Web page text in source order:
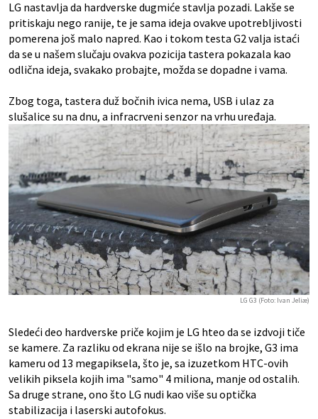
LG nastavlja da hardverske dugmiće stavlja pozadi. Lakše se
pritiskaju nego ranije, te je sama ideja ovakve upotrebljivosti
pomerena još malo napred. Kao i tokom testa G2 valja istaći
da se u našem slučaju ovakva pozicija tastera pokazala kao
odlična ideja, svakako probajte, možda se dopadne i vama.
Zbog toga, tastera duž bočnih ivica nema, USB i ulaz za
slušalice su na dnu, a infracrveni senzor na vrhu uređaja.
LG G3 (Foto: Ivan Jeliæ)
Sledeći deo hardverske priče kojim je LG hteo da se izdvoji tiče
se kamere. Za razliku od ekrana nije se išlo na brojke, G3 ima
kameru od 13 megapiksela, što je, sa izuzetkom HTC-ovih
velikih piksela kojih ima "samo" 4 miliona, manje od ostalih.
Sa druge strane, ono što LG nudi kao više su optička
stabilizacija i laserski autofokus.